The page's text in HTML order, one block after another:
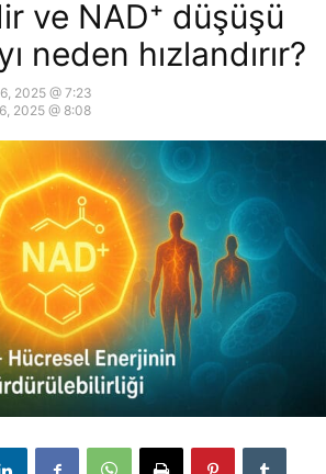
ve NAD⁺ düşüşü
neden hızlandırır?
2025 @ 7:23
2025 @ 8:08